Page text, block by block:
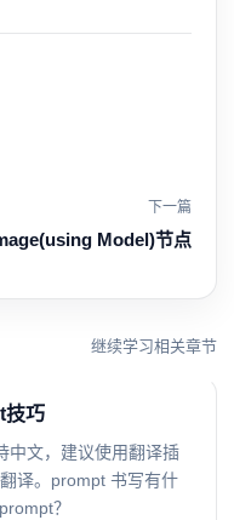
下一篇
Model)节点
继续学习相关章节
技巧
中文，建议使用翻译插
译。prompt 书写有什
？